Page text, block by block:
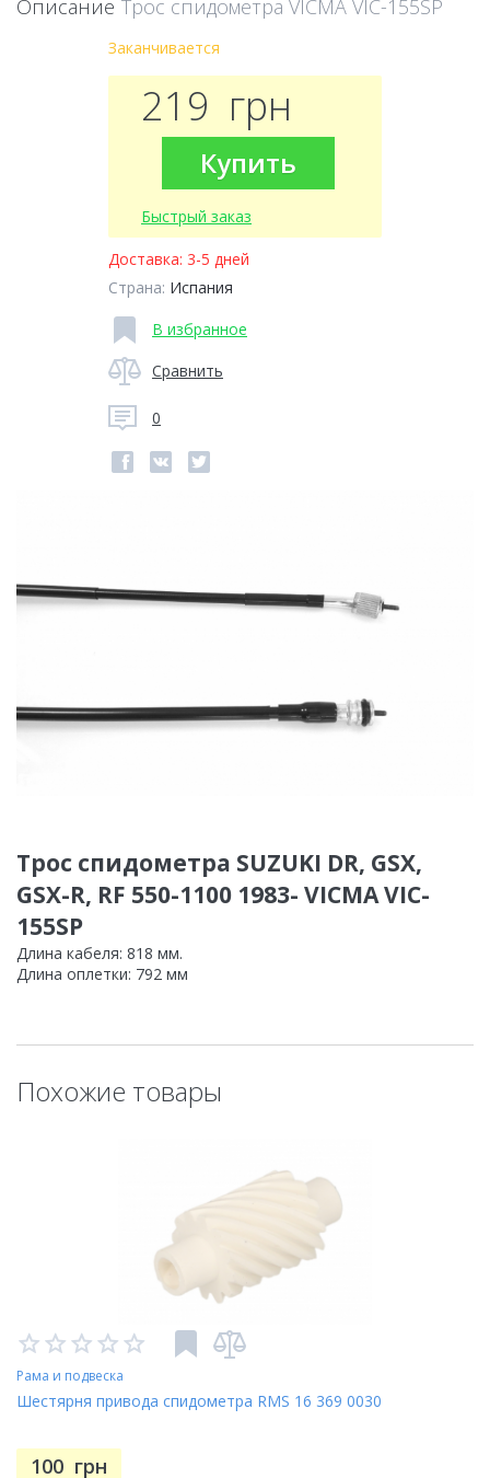
Описание Трос спидометра VICMA VIC-155SP
Заканчивается
219 грн
Купить
Быстрый заказ
Доставка: 3-5 дней
Страна: Испания
В избранное
Сравнить
0
Трос спидометра SUZUKI DR, GSX,
GSX-R, RF 550-1100 1983- VICMA VIC-
155SP
Длина кабеля: 818 мм.
Длина оплетки: 792 мм
Похожие товары
Рама и подвеска
Шестярня привода спидометра RMS 16 369 0030
100 грн